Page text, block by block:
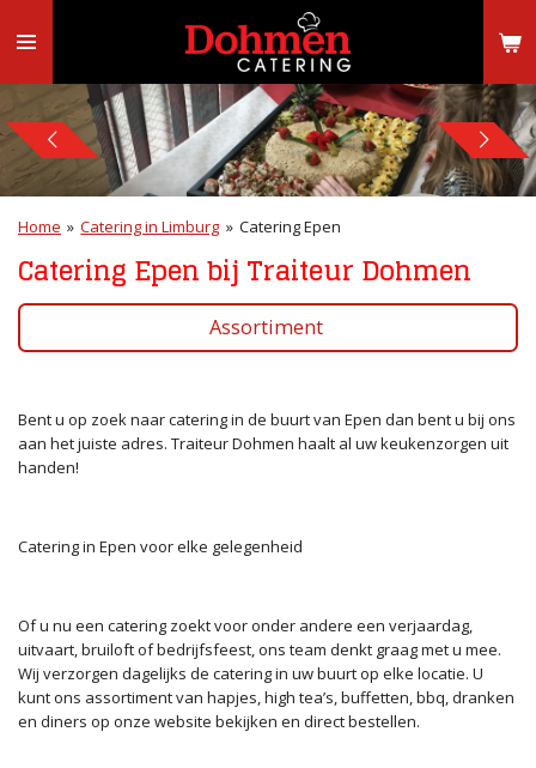
direct
hoofdinhoud
Home » Catering in Limburg » Catering Epen
Catering Epen bij Traiteur Dohmen
Assortiment
Bent u op zoek naar catering in de buurt van Epen dan bent u bij ons
aan het juiste adres. Traiteur Dohmen haalt al uw keukenzorgen uit
handen!
Catering in Epen voor elke gelegenheid
Of u nu een catering zoekt voor onder andere een verjaardag,
uitvaart, bruiloft of bedrijfsfeest, ons team denkt graag met u mee.
Wij verzorgen dagelijks de catering in uw buurt op elke locatie. U
kunt ons assortiment van hapjes, high tea’s, buffetten, bbq, dranken
en diners op onze website bekijken en direct bestellen.